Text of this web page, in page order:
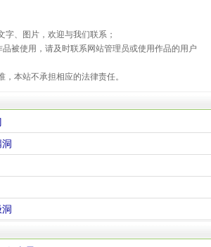
、图片，欢迎与我们联系；
被使用，请及时联系网站管理员或使用作品的用户
本站不承担相应的法律责任。